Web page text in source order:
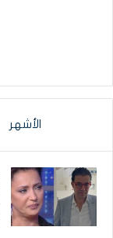
الأشهر